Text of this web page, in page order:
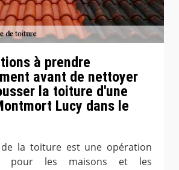
à prendre
avant de nettoyer
la toiture d'une
Lucy dans le
de la toiture est une opération
pour les maisons et les